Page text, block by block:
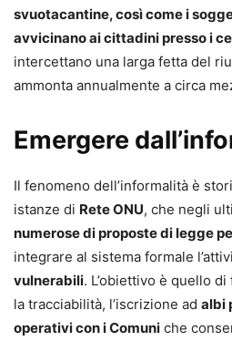
svuotacantine, così come i
avvicinano ai cittadini presso i
intercettano una larga fetta del
ammonta annualmente a circa
Emergere
Il fenomeno dell’informalità è
istanze di Rete ONU, che negli
numerose di proposte di legge
integrare al sistema formale
vulnerabili. L’obiettivo è quello
la tracciabilità, l’iscrizione ad albi
operativi con i Comuni che